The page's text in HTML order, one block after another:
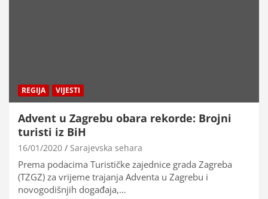
REGIJA VIJESTI
Advent u Zagrebu obara rekorde: Brojni
turisti iz BiH
16/01/2020 Sarajevska sehara
Prema podacima Turističke zajednice grada Zagreba
(TZGZ) za vrijeme trajanja Adventa u Zagrebu i
novogodišnjih događaja,…